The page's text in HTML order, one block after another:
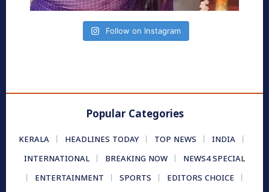
Follow on Instagram
Popular Categories
KERALA HEADLINES TODAY TOP NEWS
INDIA
INTERNATIONAL
BREAKING NOW
NEWS4 SPECIAL
ENTERTAINMENT
SPORTS
EDITORS CHOICE